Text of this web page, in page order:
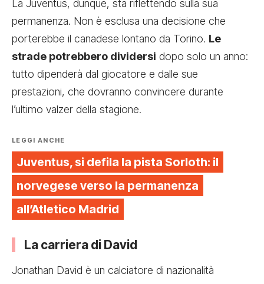
La Juventus, dunque, sta riflettendo sulla sua
permanenza. Non è esclusa una decisione che
porterebbe il canadese lontano da Torino. Le
strade potrebbero dividersi dopo solo un anno:
tutto dipenderà dal giocatore e dalle sue
prestazioni, che dovranno convincere durante
l’ultimo valzer della stagione.
LEGGI ANCHE
Juventus, si defila la pista Sorloth: il
norvegese verso la permanenza
all’Atletico Madrid
La carriera di David
Jonathan David è un calciatore di nazionalità